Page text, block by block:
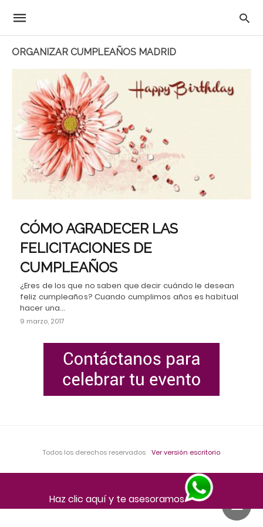
ORGANIZAR CUMPLEAÑOS MADRID
CÓMO AGRADECER LAS
FELICITACIONES DE
CUMPLEAÑOS
¿Eres de los que no saben que decir cuándo le desean
feliz cumpleaños? Cuando cumplimos años es habitual
hacer una…
9 marzo, 2017
Todos los derechos reservados Ver versión escritorio
Haz clic aquí y te asesoramos